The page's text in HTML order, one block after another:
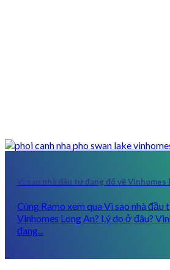
Vì sao nhà đầu tư đang đổ về Vinhomes
Cùng Ramo xem qua Vì sao nhà đầu
Vinhomes Long An? Lý do ở đâu?
đang...